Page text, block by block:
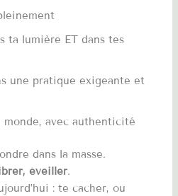
ta lumière ET dans tes
une pratique exigeante et
monde, avec authenticité
dans la masse.
éveiller.
: te cacher, ou